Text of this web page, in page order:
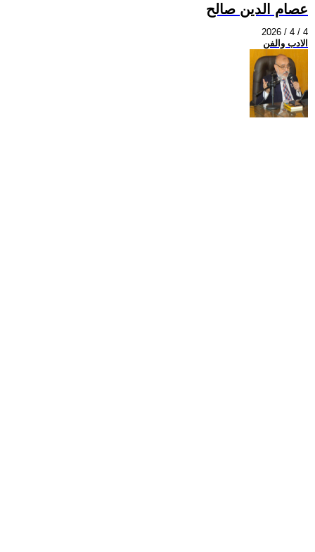
عصام الدين صالح
2026 / 4 / 4
الادب والفن